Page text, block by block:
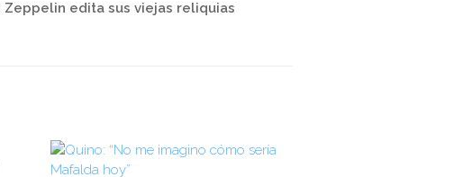
Zeppelin edita sus viejas reliquias